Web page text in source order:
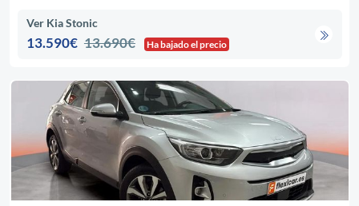
Ver Kia Stonic
13.590€ 13.690€ Ha bajado el precio